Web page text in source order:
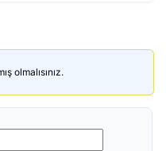
olmalısınız.